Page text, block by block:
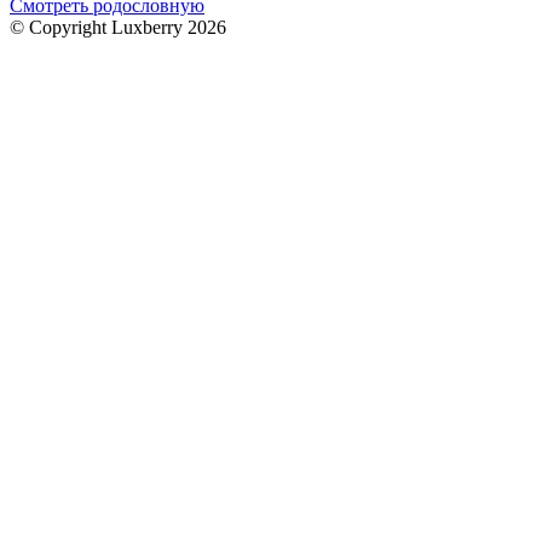
Смотреть родословную
© Copyright Luxberry 2026